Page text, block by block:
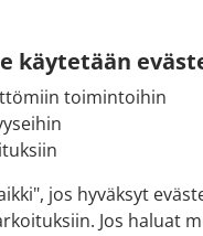
käytetään
toimintoihin
jos hyväksyt
Jos haluat
Sähköpostiosoite:
kirjaamo@fimea.fi
Fimean vaihde:
029 522 3341